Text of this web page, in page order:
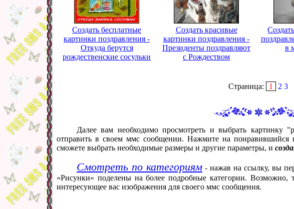
Создать бесплатные
картинки поздравления -
Откуда берутся
рождественские сосульки
Создать красивые
картинки поздравления -
Президенты поздравляют
с Рождеством
в
Страница: 1 2 3
Далее вам необходимо просмотреть и выбрать картинку
отправить в своем ммс сообщении. Нажмите на
сможете выбрать необходимые размеры и другие параметры, и
Смотреть по категориям - нажав на ссылку, вы
«Рисунки» поделены на более подробные категории. Возможно,
интересующее вас изображения для своего ммс сообщения.